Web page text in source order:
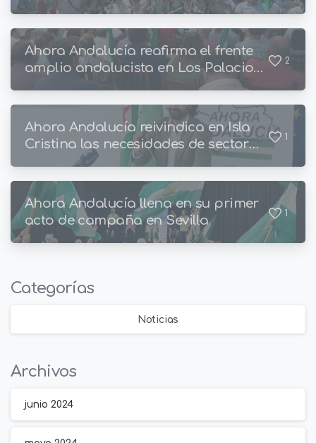
manifestaciones en defensa de los
servicios públicos
Ahora Andalucía reafirma el frente
amplio andalucista en Los Palacios
y Villafranca, un municipio con
amplia tradición andalucista
2
Ahora Andalucía reivindica en Isla
Cristina las necesidades de sector
pesquero
1
Ahora Andalucía llena en su primer
acto de campaña en Sevilla
1
Categorías
Noticias
Archivos
junio 2024